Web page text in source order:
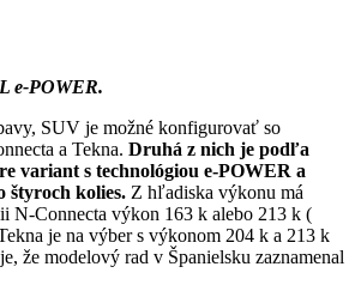
e-POWER.
SUV je možné konfigurovať so
a Tekna. Druhá z nich je podľa
variant s technológiou e-POWER a
štyroch kolies. Z hľadiska výkonu má
N-Connecta výkon 163 k alebo 213 k (
je na výber s výkonom 204 k a 213 k
že modelový rad v Španielsku zaznamenal